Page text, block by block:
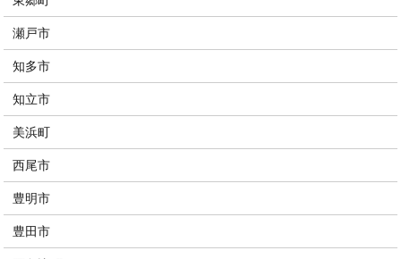
瀬戸市
知多市
知立市
美浜町
西尾市
豊明市
豊田市